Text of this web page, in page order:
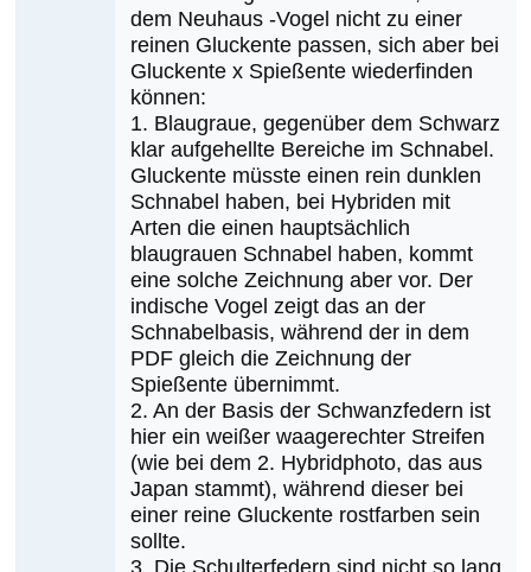
Erstnachweisedem Neuhaus -Vogel nicht zu einer
reinen Gluckente passen, sich aber bei
Gluckente x Spießente wiederfinden
können:
1. Blaugraue, gegenüber dem Schwarz
klar aufgehellte Bereiche im Schnabel.
Gluckente müsste einen rein dunklen
Schnabel haben, bei Hybriden mit
Arten die einen hauptsächlich
blaugrauen Schnabel haben, kommt
eine solche Zeichnung aber vor. Der
indische Vogel zeigt das an der
Schnabelbasis, während der in dem
PDF gleich die Zeichnung der
Spießente übernimmt.
2. An der Basis der Schwanzfedern ist
hier ein weißer waagerechter Streifen
(wie bei dem 2. Hybridphoto, das aus
Japan stammt), während dieser bei
einer reine Gluckente rostfarben sein
sollte.
3. Die Schulterfedern sind nicht so lang